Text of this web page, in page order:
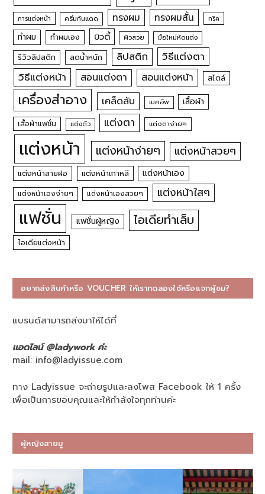
การแต่งหน้า ครีมกันแดด ทรงผม ทรงผมสั้น ทริค
ทำผม ทำผมเอง บิวตี้ ผิวสวย มือใหม่หัดแต่ง
รีวิวลิปสติก ลดน้ำหนัก ลิปสติก
วิธีแต่งตา
วิธีแต่งหน้า
สอนแต่งตา สอนแต่งหน้า สไตล์
เครื่องสำอาง เคล็ดลับ เมคอัพ เสื้อผ้า
เสื้อผ้าแฟชั่น แต่งตัว แต่งตา แต่งตาง่ายๆ
แต่งหน้า แต่งหน้าง่ายๆ แต่งหน้าสวยๆ
แต่งหน้าสายฝอ แต่งหน้าเกาหลี แต่งหน้าเอง
แต่งหน้าเองง่ายๆ แต่งหน้าเองสวยๆ แต่งหน้าใสๆ
แฟชั่น แฟชั่นผู้หญิง ไอเดียทำเล็บ
ไอเดียแต่งหน้า
อยากส่งสินค้าหรือ VOUCHER ให้เราทดลองใช้หรือแจกผู้ชม?
แบรนด์สามารถส่งมาให้ได้ที่
แอดไลน์ @ladywork ค่ะ
mail: info@ladyissue.com
ทาง Ladyissue จะถ่ายรูปและลงโพส Facebook ให้ 1 ครั้ง
เพื่อเป็นการขอบคุณและให้กำลังใจทุกท่านค่ะ
ผู้หญิงสายมู